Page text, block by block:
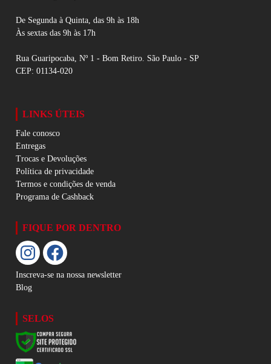
De Segunda à Quinta, das 9h às 18h
Às sextas das 9h às 17h
Rua Guaripocaba, Nº 1 - Bom Retiro. São Paulo - SP
CEP: 01134-020
LINKS ÚTEIS
Fale conosco
Entregas
Trocas e Devoluções
Política de privacidade
Termos e condições de venda
Programa de Cashback
FIQUE POR DENTRO
Inscreva-se na nossa newsletter
Blog
SELOS